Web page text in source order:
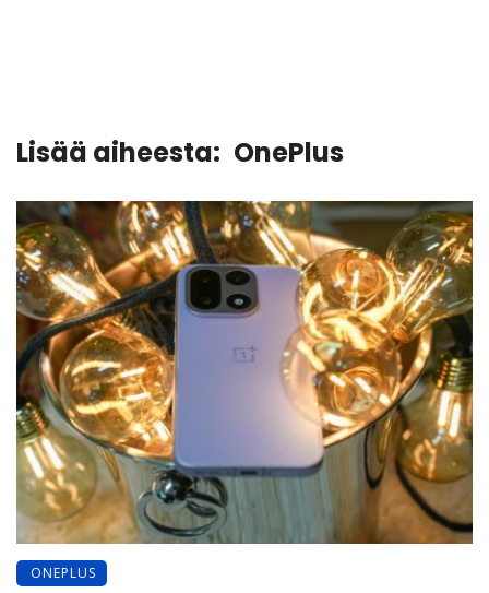
Lisää aiheesta: OnePlus
ONEPLUS